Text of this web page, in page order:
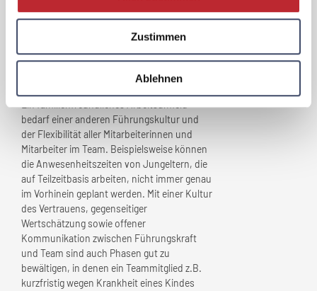
Zustimmen
Ablehnen
Welche Herausforderungen
„Familienfreundlichkeit” fürIhr
ergeben?
Ein familienfreundliches Arbeitsumfeld
bedarf einer anderen Führungskultur und
der Flexibilität aller Mitarbeiterinnen und
Mitarbeiter im Team. Beispielsweise können
die Anwesenheitszeiten von Jungeltern, die
auf Teilzeitbasis arbeiten, nicht immer genau
im Vorhinein geplant werden. Mit einer Kultur
des Vertrauens, gegenseitiger
Wertschätzung sowie offener
Kommunikation zwischen Führungskraft
und Team sind auch Phasen gut zu
bewältigen, in denen ein Teammitglied z.B.
kurzfristig wegen Krankheit eines Kindes